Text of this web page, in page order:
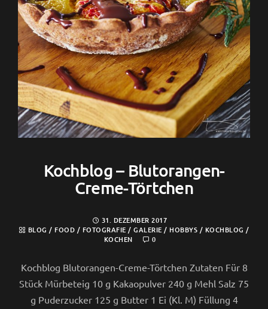
Kochblog – Blutorangen-
Creme-Törtchen
31. DEZEMBER 2017
BLOG / FOOD / FOTOGRAFIE / GALERIE / HOBBYS / KOCHBLOG /
KOCHEN
0
Kochblog Blutorangen-Creme-Törtchen Zutaten Für 8
Stück Mürbeteig 10 g Kakaopulver 240 g Mehl Salz 75
g Puderzucker 125 g Butter 1 Ei (Kl. M) Füllung 4